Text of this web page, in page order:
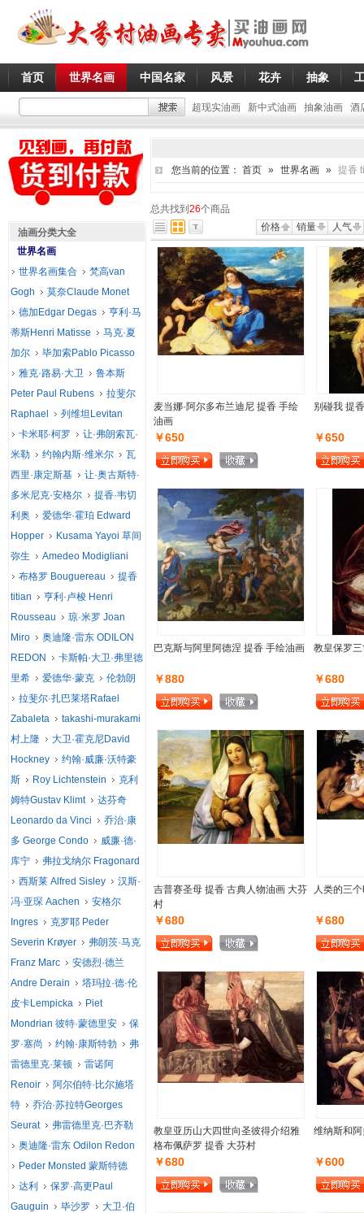
首页 世界名画 中国名家 风景 花卉 抽象
超现实油画 新中式油画 抽象油画 酒
您当前的位置： 首页 » 世界名画 » 提香
总共找到 26个商品
价格
销量 人气
麦当娜·阿尔多布兰迪尼 提香 手绘
油画
￥650
别碰我 提
￥650
巴克斯与阿里阿德涅 提香 手绘油画
￥880
教皇保罗
￥680
吉普赛圣母 提香 古典人物油画 大芬
村
￥680
人类的三
￥680
教皇亚历山大四世向圣彼得介绍雅
格布佩萨罗 提香 大芬村
￥680
维纳斯和
￥600
油画分类大全
世界名画
世界名画集合
梵高van
Gogh
莫奈Claude Monet
德加Edgar Degas
亨利·马
蒂斯Henri Matisse
马克·夏
加尔
毕加索Pablo Picasso
雅克·路易·大卫
鲁本斯
Peter Paul Rubens
拉斐尔
Raphael
列维坦Levitan
卡米耶·柯罗
让·弗朗索瓦·
米勒
约翰内斯·维米尔
瓦
西里·康定斯基
让·奥古斯特·
多米尼克·安格尔
提香·韦切
利奥
爱德华·霍珀 Edward
Hopper
Kusama Yayoi 草间
弥生
Amedeo Modigliani
布格罗 Bouguereau
提香
titian
亨利·卢梭 Henri
Rousseau
琼·米罗 Joan
Miro
奥迪隆·雷东 ODILON
REDON
卡斯帕·大卫·弗里德
里希
爱德华·蒙克
伦勃朗
拉斐尔·扎巴莱塔Rafael
Zabaleta
takashi-murakami
村上隆
大卫·霍克尼David
Hockney
约翰·威廉·沃特豪
斯
Roy Lichtenstein
克利
姆特Gustav Klimt
达芬奇
Leonardo da Vinci
乔治·康
多 George Condo
威廉·德·
库宁
弗拉戈纳尔 Fragonard
西斯莱 Alfred Sisley
汉斯·
冯·亚琛 Aachen
安格尔
Ingres
克罗耶 Peder
Severin Krøyer
弗朗茨·马克
Franz Marc
安德烈·德兰
Andre Derain
塔玛拉·德·伦
皮卡Lempicka
Piet
Mondrian 彼特·蒙德里安
保
罗·塞尚
约翰·康斯特勃
弗
雷德里克·莱顿
雷诺阿
Renoir
阿尔伯特·比尔施塔
特
乔治·苏拉特Georges
Seurat
弗雷德里克·巴齐勒
奥迪隆·雷东 Odilon Redon
Peder Monsted 蒙斯特德
达利
保罗·高更Paul
Gauguin
毕沙罗
大卫·伯